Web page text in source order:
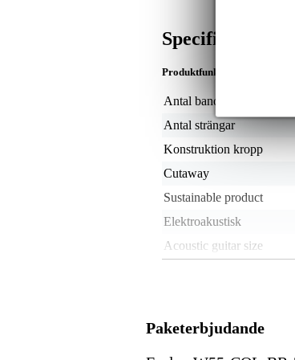
Specifikationer
Produktfunktioner
Antal band
Antal strängar
Konstruktion kropp
Cutaway
Sustainable product
Elektroakustisk
Acoustic guitar size
Paketerbjudande